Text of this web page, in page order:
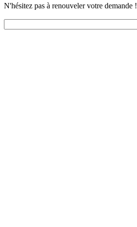
N'hésitez pas à renouveler votre demande !